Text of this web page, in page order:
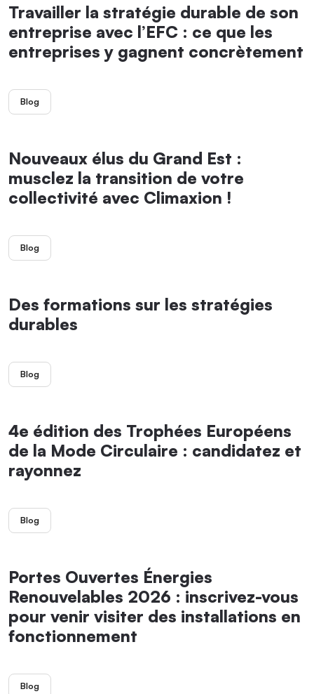
Travailler la stratégie durable de son
entreprise avec l’EFC : ce que les
entreprises y gagnent concrètement
Blog
Nouveaux élus du Grand Est :
musclez la transition de votre
collectivité avec Climaxion !
Blog
Des formations sur les stratégies
durables
Blog
4e édition des Trophées Européens
de la Mode Circulaire : candidatez et
rayonnez
Blog
Portes Ouvertes Énergies
Renouvelables 2026 : inscrivez-vous
pour venir visiter des installations en
fonctionnement
Blog